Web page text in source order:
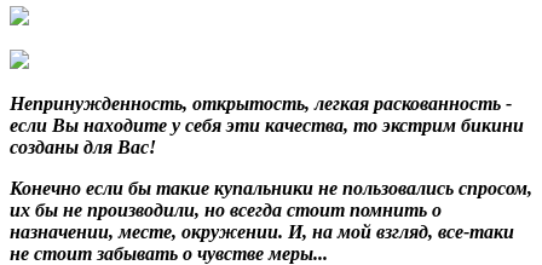
Непринужденность, открытость, легкая раскованность -
если Вы находите у себя эти качества, то экстрим бикини
созданы для Вас!
Конечно если бы такие купальники не пользовались спросом,
их бы не производили, но всегда стоит помнить о
назначении, месте, окружении. И, на мой взгляд, все-таки
не стоит забывать о чувстве меры...